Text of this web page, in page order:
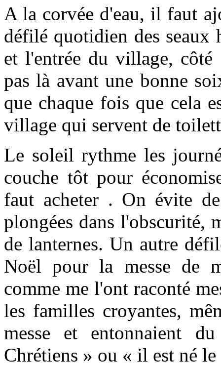
A la corvée d'eau, il faut
défilé quotidien des seaux
et l'entrée du village, côté
pas là avant une bonne
que chaque fois que cela
village qui servent de
Le soleil rythme les
couche tôt pour
faut acheter . On évite
plongées dans l'obscurité,
de lanternes. Un autre
Noël pour la messe de
comme me l'ont raconté
les familles croyantes,
messe et entonnaient
Chrétiens » ou « il est né